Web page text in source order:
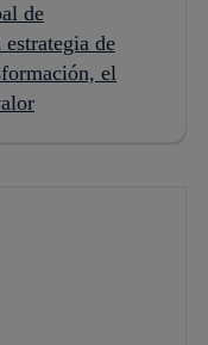
de
de
el